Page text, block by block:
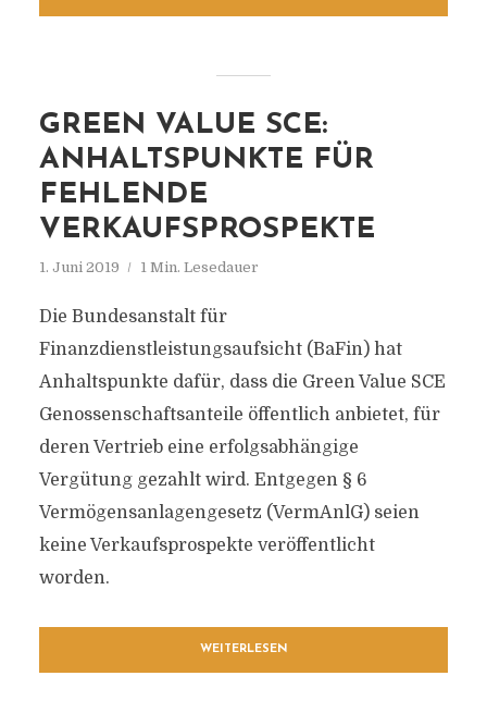
GREEN VALUE SCE:
ANHALTSPUNKTE FÜR
FEHLENDE
VERKAUFSPROSPEKTE
1. Juni 2019 1 Min. Lesedauer
Die Bundesanstalt für
Finanzdienstleistungsaufsicht (BaFin) hat
Anhaltspunkte dafür, dass die Green Value SCE
Genossenschaftsanteile öffentlich anbietet, für
deren Vertrieb eine erfolgsabhängige
Vergütung gezahlt wird. Entgegen § 6
Vermögensanlagengesetz (VermAnlG) seien
keine Verkaufsprospekte veröffentlicht
worden.
WEITERLESEN